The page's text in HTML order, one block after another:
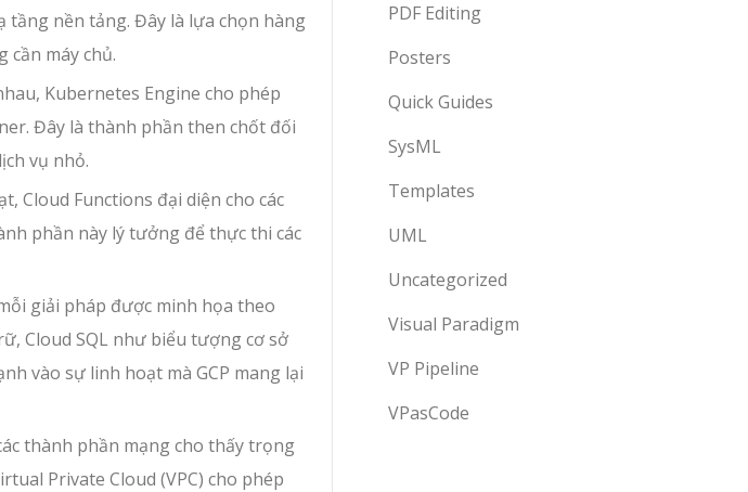
tầng nền tảng. Đây là lựa chọn hàng
máy chủ.
Kubernetes Engine cho phép
Đây là thành phần then chốt đối
vụ nhỏ.
Cloud Functions đại diện cho các
phần này lý tưởng để thực thi các
giải pháp được minh họa theo
Cloud SQL như biểu tượng cơ sở
vào sự linh hoạt mà GCP mang lại
thành phần mạng cho thấy trọng
Private Cloud (VPC) cho phép
PDF Editing
Posters
Quick Guides
SysML
Templates
UML
Uncategorized
Visual Paradigm
VP Pipeline
VPasCode